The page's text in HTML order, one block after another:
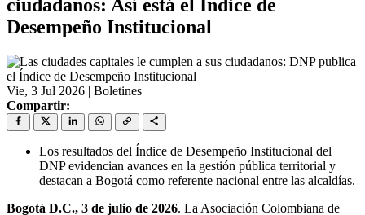
ciudadanos: Así está el Índice de
Desempeño Institucional
Vie, 3 Jul 2026 | Boletines
Compartir:
Los resultados del Índice de Desempeño Institucional del
DNP evidencian avances en la gestión pública territorial y
destacan a Bogotá como referente nacional entre las alcaldías.
Bogotá D.C., 3 de julio de 2026. La Asociación Colombiana de